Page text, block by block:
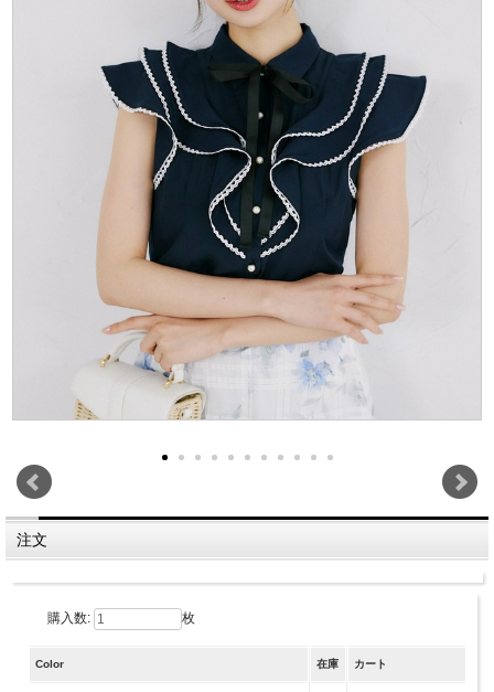
注文
購入数: 枚
Color 在庫 カート